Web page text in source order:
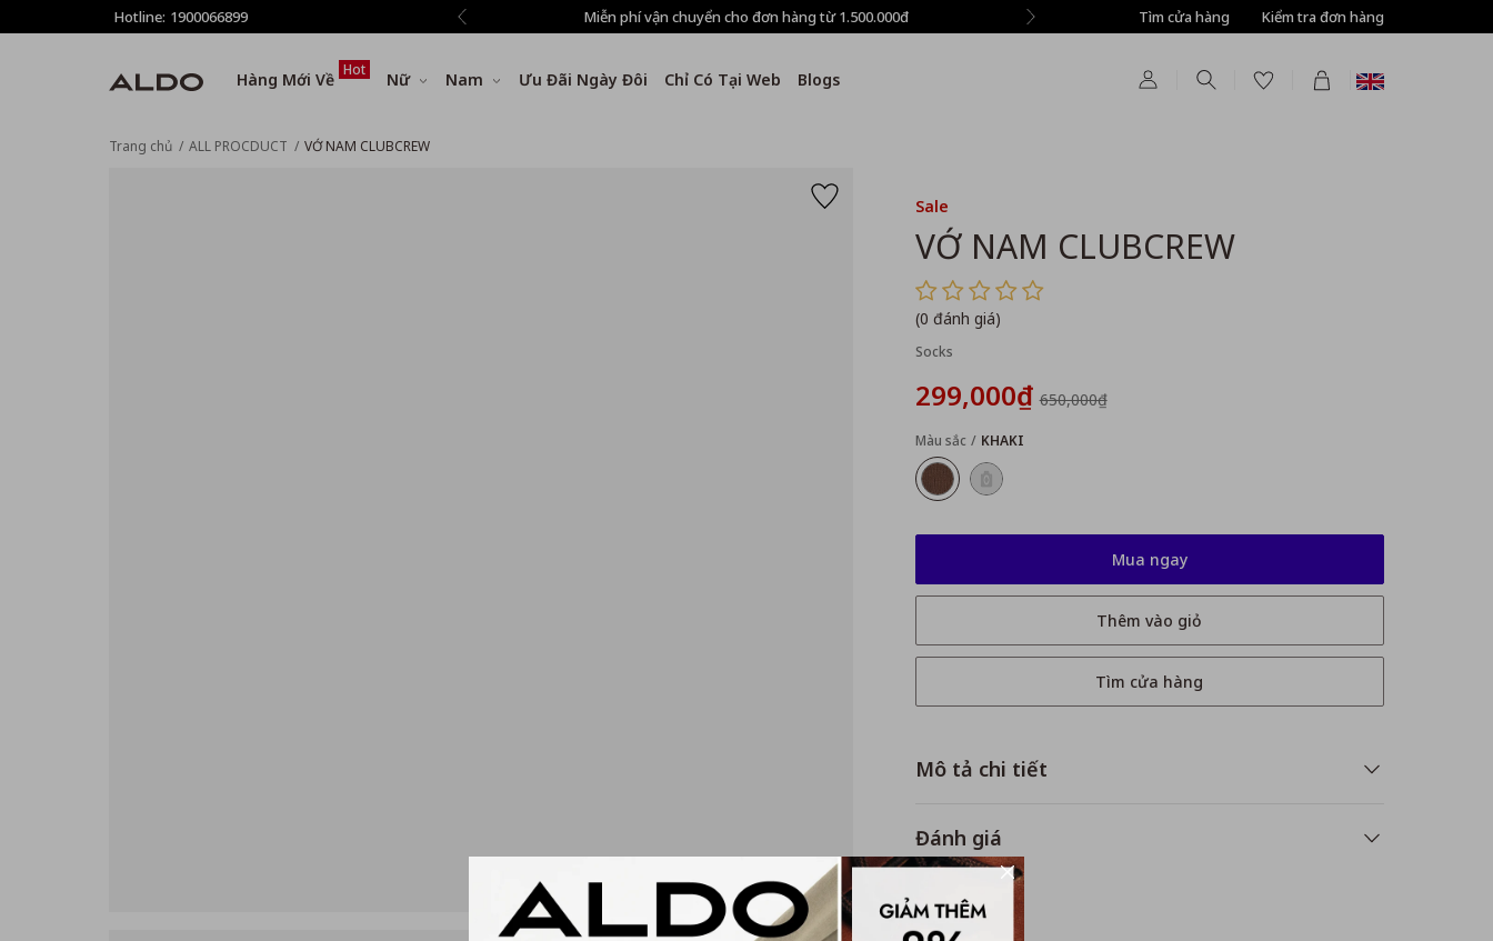
Hotline: 1900066899
thêm 8% tất cả sản phẩm ở bước Thanh toán Miễn phí vận chuyển cho đơn hàng từ 1.500.000đ Tự động giảm thêm 8% tất cả sản phẩm ở bước
Tìm cửa hàng Kiểm tra đơn hàng
Hàng Mới Về Hot Nữ Nam Ưu Đãi Ngày Đôi Chỉ Có Tại Web Blogs
Trang chủ ALL PROCDUCT VỚ NAM CLUBCREW
Sale
VỚ NAM CLUBCREW
(0 đánh giá)
Socks
299,000₫ 650,000₫
Màu sắc KHAKI
Mô tả chi tiết
Đánh giá
Mua ngay
Thêm vào giỏ
Tìm cửa hàng